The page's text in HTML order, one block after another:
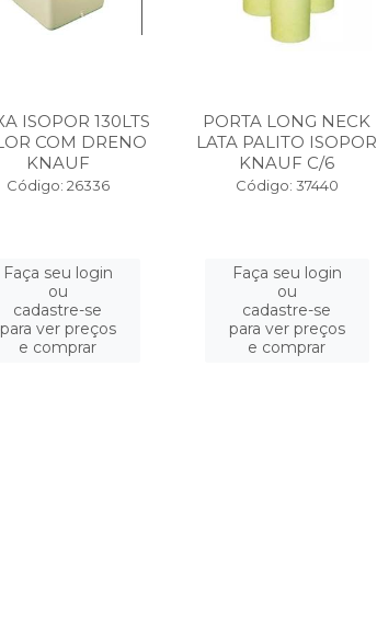
ISOPOR 130LTS
COM DRENO
KNAUF
Código: 26336
Faça seu login
ou
cadastre-se
para ver preços
e comprar
PORTA LONG NECK
LATA PALITO ISOPOR
KNAUF C/6
Código: 37440
Faça seu login
ou
cadastre-se
para ver preços
e comprar